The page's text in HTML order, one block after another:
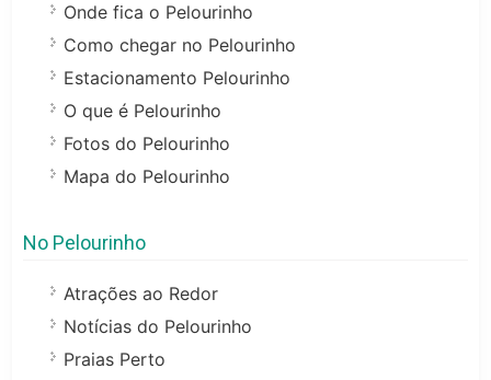
Onde fica o Pelourinho
Como chegar no Pelourinho
Estacionamento Pelourinho
O que é Pelourinho
Fotos do Pelourinho
Mapa do Pelourinho
No Pelourinho
Atrações ao Redor
Notícias do Pelourinho
Praias Perto